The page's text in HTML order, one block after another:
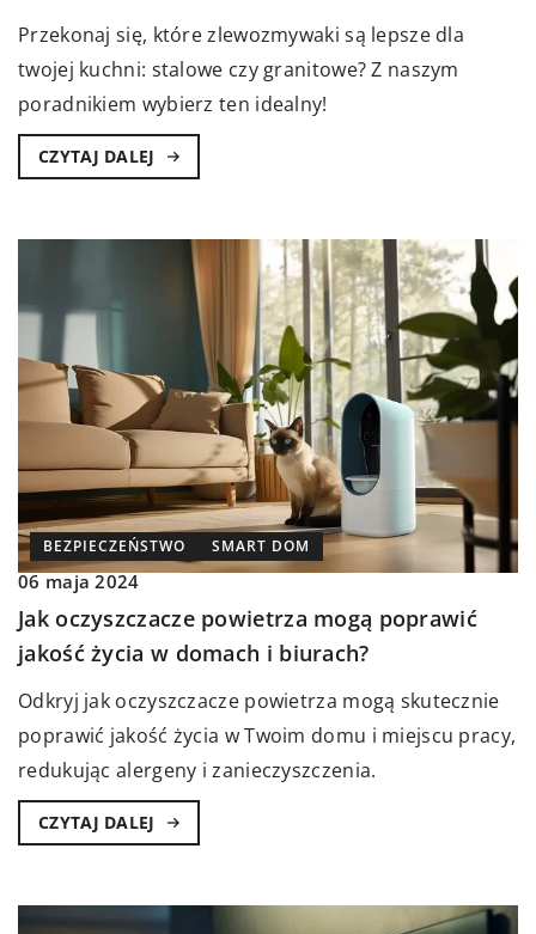
Przekonaj się, które zlewozmywaki są lepsze dla
twojej kuchni: stalowe czy granitowe? Z naszym
poradnikiem wybierz ten idealny!
CZYTAJ DALEJ
BEZPIECZEŃSTWO SMART DOM
06 maja 2024
Jak oczyszczacze powietrza mogą poprawić
jakość życia w domach i biurach?
Odkryj jak oczyszczacze powietrza mogą skutecznie
poprawić jakość życia w Twoim domu i miejscu pracy,
redukując alergeny i zanieczyszczenia.
CZYTAJ DALEJ